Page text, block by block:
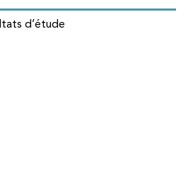
d’étude